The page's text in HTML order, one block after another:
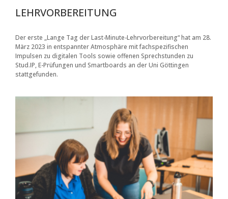
LEHRVORBEREITUNG
Der erste „Lange Tag der Last-Minute-Lehrvorbereitung“ hat am 28.
März 2023 in entspannter Atmosphäre mit fachspezifischen
Impulsen zu digitalen Tools sowie offenen Sprechstunden zu
Stud.IP, E-Prüfungen und Smartboards an der Uni Göttingen
stattgefunden.